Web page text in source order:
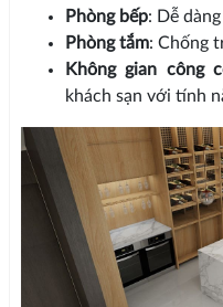
Phòng bếp: Dễ
Phòng tắm: Chống
Không gian công
khách sạn với tính